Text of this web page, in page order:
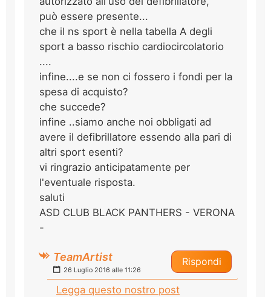
può essere presente...
che il ns sport è nella tabella A degli
sport a basso rischio cardiocircolatorio
....
infine....e se non ci fossero i fondi per la
spesa di acquisto?
che succede?
infine ..siamo anche noi obbligati ad
avere il defibrillatore essendo alla pari di
altri sport esenti?
vi ringrazio anticipatamente per
l'eventuale risposta.
saluti
ASD CLUB BLACK PANTHERS - VERONA
-
Rispondi
TeamArtist
26 Luglio 2016 alle 11:26
Legga questo nostro post